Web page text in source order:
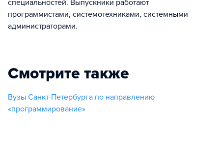
специальностей. Выпускники работают
программистами, системотехниками, системными
администраторами.
Смотрите также
Вузы Санкт-Петербурга по направлению
«программирование»